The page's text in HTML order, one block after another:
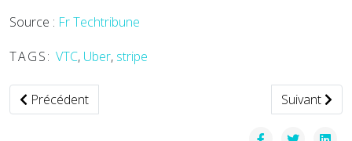
Source : Fr Techtribune
TAGS: VTC, Uber, stripe
Article précédent : Drive One : Pionnier de la Transition
Précédent Article
Suivant